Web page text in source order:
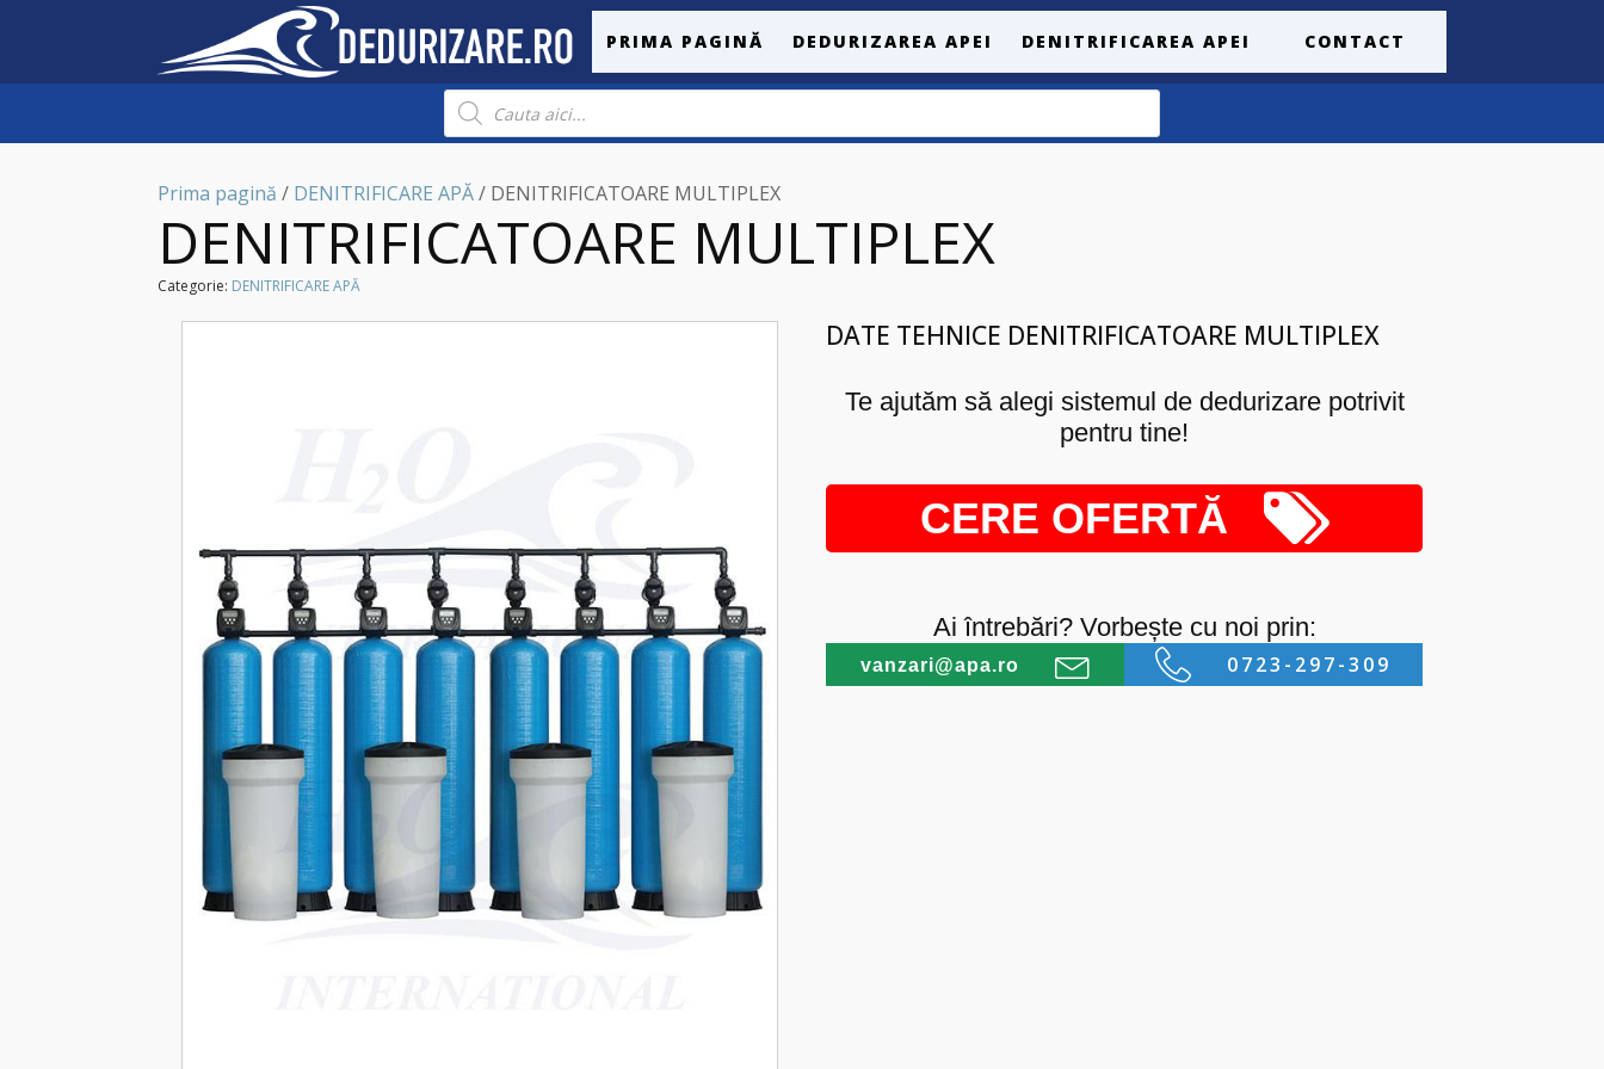
PRIMA PAGINĂ DEDURIZAREA APEI DENITRIFICAREA APEI CONTACT
Products
search
Prima pagină / DENITRIFICARE APĂ/ DENITRIFICATOARE MULTIPLEX
DENITRIFICATOARE MULTIPLEX
Categorie: DENITRIFICARE APĂ
DATE TEHNICE DENITRIFICATOARE MULTIPLEX
Te ajutăm să alegi sistemul de dedurizare potrivit
pentru tine!
CERE OFERTĂ
Ai întrebări? Vorbește cu noi prin:
vanzari@apa.ro 0723-297-309